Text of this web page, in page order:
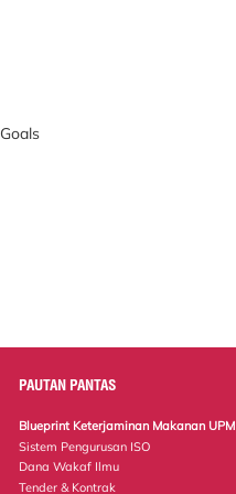
PAUTAN PANTAS
Blueprint Keterjaminan Makanan UPM
Sistem Pengurusan ISO
Dana Wakaf Ilmu
Tender & Kontrak